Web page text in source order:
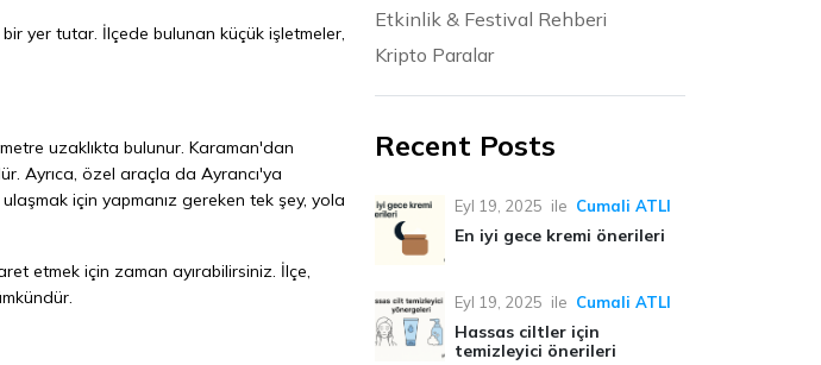
bir yer tutar. İlçede bulunan küçük işletmeler,
uzaklıkta bulunur. Karaman'dan
Ayrıca, özel araçla da Ayrancı'ya
için yapmanız gereken tek şey, yola
etmek için zaman ayırabilirsiniz. İlçe,
Etkinlik & Festival Rehberi
Kripto Paralar
Recent Posts
Eyl 19, 2025 ile Cumali ATLI
En iyi gece kremi önerileri
Eyl 19, 2025 ile Cumali ATLI
Hassas ciltler için
temizleyici önerileri